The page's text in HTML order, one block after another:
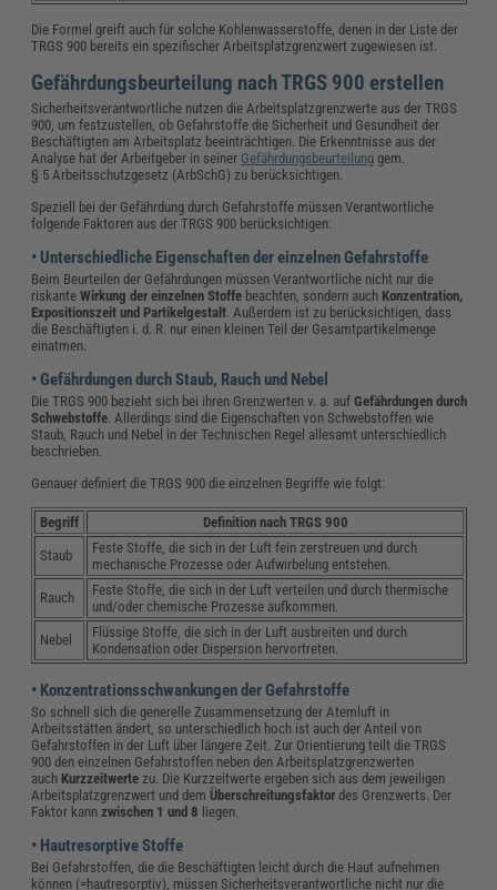
Die Formel greift auch für solche Kohlenwasserstoffe, denen in der Liste der
TRGS 900 bereits ein spezifischer Arbeitsplatzgrenzwert zugewiesen ist.
Gefährdungsbeurteilung nach TRGS 900 erstellen
Sicherheitsverantwortliche nutzen die Arbeitsplatzgrenzwerte aus der TRGS
900, um festzustellen, ob Gefahrstoffe die Sicherheit und Gesundheit der
Beschäftigten am Arbeitsplatz beeinträchtigen. Die Erkenntnisse aus der
Analyse hat der Arbeitgeber in seiner Gefährdungsbeurteilung gem.
§ 5 Arbeitsschutzgesetz (ArbSchG) zu berücksichtigen.
Speziell bei der Gefährdung durch Gefahrstoffe müssen Verantwortliche
folgende Faktoren aus der TRGS 900 berücksichtigen:
• Unterschiedliche Eigenschaften der einzelnen Gefahrstoffe
Beim Beurteilen der Gefährdungen müssen Verantwortliche nicht nur die
riskanteWirkung der einzelnen Stoffe beachten, sondern auch Konzentration,
Expositionszeit und Partikelgestalt. Außerdem ist zu berücksichtigen, dass
die Beschäftigten i. d. R. nur einen kleinen Teil der Gesamtpartikelmenge
einatmen.
• Gefährdungen durch Staub, Rauch und Nebel
Die TRGS 900 bezieht sich bei ihren Grenzwerten v. a. aufGefährdungen durch
Schwebstoffe. Allerdings sind die Eigenschaften von Schwebstoffen wie
Staub, Rauch und Nebel in der Technischen Regel allesamt unterschiedlich
beschrieben.
Genauer definiert die TRGS 900 die einzelnen Begriffe wie folgt:
Begriff
Definition nach TRGS 900
Staub
Feste Stoffe, die sich in der Luft fein zerstreuen und durch
mechanische Prozesse oder Aufwirbelung entstehen.
Rauch
Feste Stoffe, die sich in der Luft verteilen und durch thermische
und/oder chemische Prozesse aufkommen.
Nebel
Flüssige Stoffe, die sich in der Luft ausbreiten und durch
Kondensation oder Dispersion hervortreten.
• Konzentrationsschwankungen der Gefahrstoffe
So schnell sich die generelle Zusammensetzung der Atemluft in
Arbeitsstätten ändert, so unterschiedlich hoch ist auch der Anteil von
Gefahrstoffen in der Luft über längere Zeit. Zur Orientierung teilt die TRGS
900 den einzelnen Gefahrstoffen neben den Arbeitsplatzgrenzwerten
auch Kurzzeitwerte zu. Die Kurzzeitwerte ergeben sich aus dem jeweiligen
Arbeitsplatzgrenzwert und dem Überschreitungsfaktor des Grenzwerts. Der
Faktor kannzwischen 1 und 8 liegen.
• Hautresorptive Stoffe
Bei Gefahrstoffen, die die Beschäftigten leicht durch die Haut aufnehmen
können (=hautresorptiv), müssen Sicherheitsverantwortliche nicht nur die